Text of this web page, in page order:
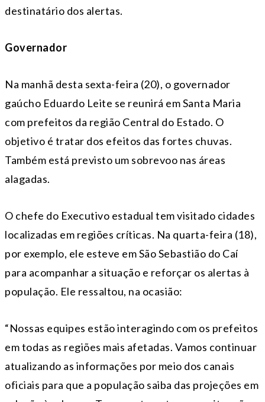
destinatário dos alertas.
Governador
Na manhã desta sexta-feira (20), o governador
gaúcho Eduardo Leite se reunirá em Santa Maria
com prefeitos da região Central do Estado. O
objetivo é tratar dos efeitos das fortes chuvas.
Também está previsto um sobrevoo nas áreas
alagadas.
O chefe do Executivo estadual tem visitado cidades
localizadas em regiões críticas. Na quarta-feira (18),
por exemplo, ele esteve em São Sebastião do Caí
para acompanhar a situação e reforçar os alertas à
população. Ele ressaltou, na ocasião:
“Nossas equipes estão interagindo com os prefeitos
em todas as regiões mais afetadas. Vamos continuar
atualizando as informações por meio dos canais
oficiais para que a população saiba das projeções em